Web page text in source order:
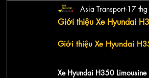
Thương hiệu, du lịch, Xe, điểm đến
Giới thiệu Xe Hyundai
Asia Transport 17
Giới thiệu Xe Hyundai
Xe Hyundai H350